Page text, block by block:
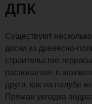
ДПК
Существуют
доски из древесно-
строительстве
располагают в
друга, как на палубе
Прямая укладка